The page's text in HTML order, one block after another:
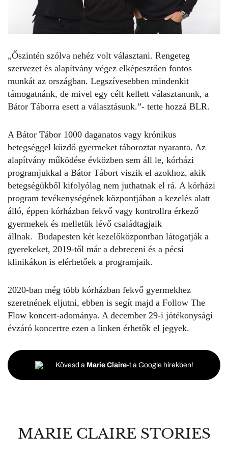
„Őszintén szólva nehéz volt választani. Rengeteg
szervezet és alapítvány végez elképesztően fontos
munkát az országban. Legszívesebben mindenkit
támogatnánk, de mivel egy célt kellett választanunk, a
Bátor Táborra esett a választásunk.”- tette hozzá BLR.
A Bátor Tábor 1000 daganatos vagy krónikus
betegséggel küzdő gyermeket táboroztat nyaranta. Az
alapítvány működése évközben sem áll le, kórházi
programjukkal a Bátor Tábort viszik el azokhoz, akik
betegségükből kifolyólag nem juthatnak el rá. A kórházi
program tevékenységének központjában a kezelés alatt
álló, éppen kórházban fekvő vagy kontrollra érkező
gyermekek és melletük lévő családtagjaik
állnak. Budapesten két kezelőközpontban látogatják a
gyerekeket, 2019-től már a debreceni és a pécsi
klinikákon is elérhetőek a programjaik.
2020-ban még több kórházban fekvő gyermekhez
szeretnének eljutni, ebben is segít majd a Follow The
Flow koncert-adománya. A december 29-i jótékonysági
évzáró koncertre ezen a linken érhetők el jegyek.
Kövesd a Marie Claire-t a Google hírekben!
MARIE CLAIRE STORIES